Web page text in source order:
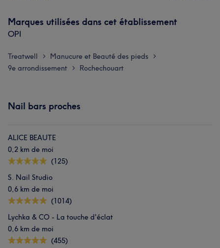
Marques utilisées dans cet établissement
OPI
Treatwell > Manucure et Beauté des pieds >
9e arrondissement > Rochechouart
Nail bars proches
ALICE BEAUTE
0,2 km de moi
(125)
S. Nail Studio
0,6 km de moi
(1014)
Lychka & CO - La touche d'éclat
0,6 km de moi
(455)